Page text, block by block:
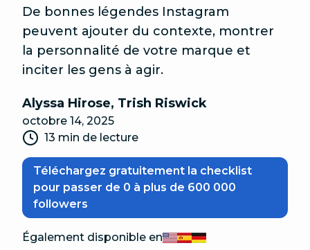
De bonnes légendes Instagram
peuvent ajouter du contexte, montrer
la personnalité de votre marque et
inciter les gens à agir.
Alyssa Hirose, Trish Riswick
octobre 14, 2025
13 min de lecture
Téléchargez gratuitement la checklist
pour passer de 0 à plus de 600 000
followers
Également disponible enEnglish
Español
Deutsch